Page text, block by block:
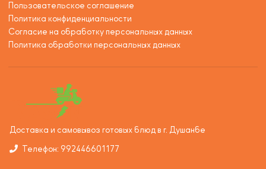
Пользовательское соглашение
Политика конфиденциальности
Согласие на обработку персональных данных
Политика обработки персональных данных
Доставка и самовывоз готовых блюд в г. Душанбе
Телефон: 992446601177